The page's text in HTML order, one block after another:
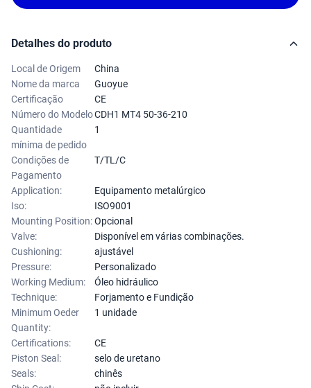
Detalhes do produto
Local de Origem
China
Nome da marca
Guoyue
Certificação
CE
Número do ModeloCDH1 MT4 50-36-210
Quantidade
mínima de pedido
1
Condições de
Pagamento
T/TL/C
Application:
Equipamento metalúrgico
Iso:
ISO9001
Mounting Position:Opcional
Valve:
Disponível em várias combinações.
Cushioning:
ajustável
Pressure:
Personalizado
Working Medium:
Óleo hidráulico
Technique:
Forjamento e Fundição
Minimum Oeder
Quantity:
1 unidade
Certifications:
CE
Piston Seal:
selo de uretano
Seals:
chinês